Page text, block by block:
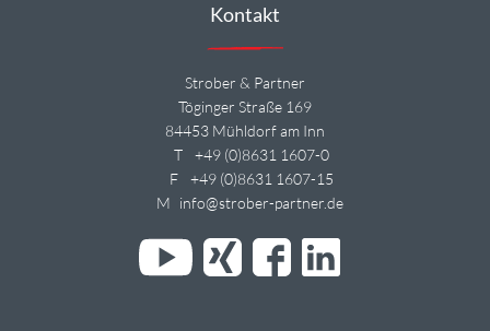
Kontakt
Strober & Partner
Töginger Straße 169
84453 Mühldorf am Inn
T
+49 (0)8631 1607-0
F
+49 (0)8631 1607-15
M info@strober-partner.de